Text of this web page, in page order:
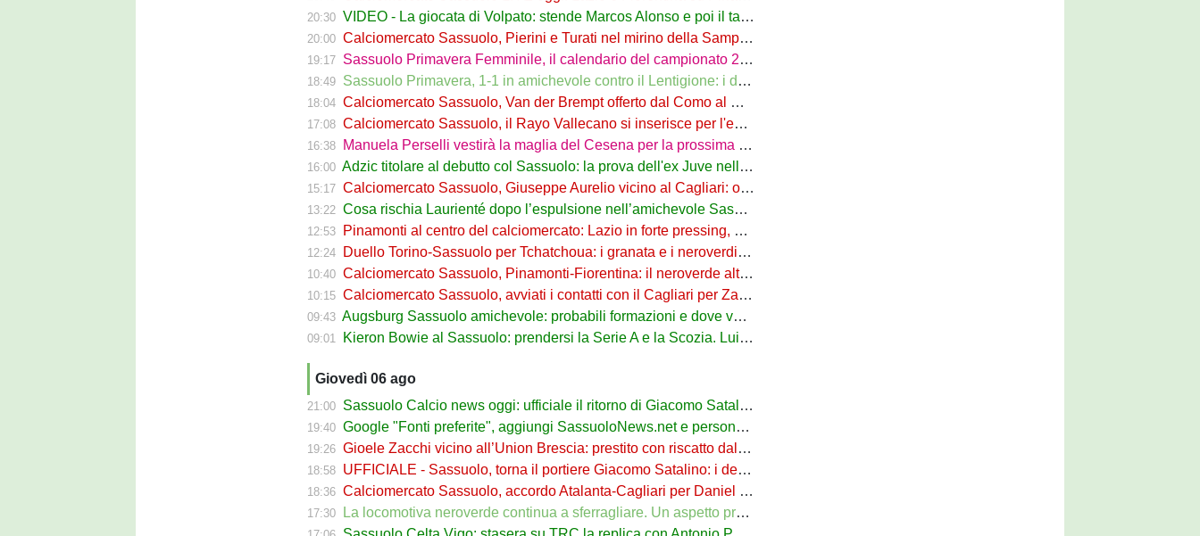
20:30 VIDEO - La giocata di Volpato: stende Marcos Alonso e poi il tacco per il gol di Bakola
20:00 Calciomercato Sassuolo, Pierini e Turati nel mirino della Sampdoria
19:17 Sassuolo Primavera Femminile, il calendario del campionato 26/27: si parte a Parma
18:49 Sassuolo Primavera, 1-1 in amichevole contro il Lentigione: i dettagli
18:04 Calciomercato Sassuolo, Van der Brempt offerto dal Como al Cagliari per avere Esposito
17:08 Calciomercato Sassuolo, il Rayo Vallecano si inserisce per l'ex Torino Obrador
16:38 Manuela Perselli vestirà la maglia del Cesena per la prossima stagione
16:00 Adzic titolare al debutto col Sassuolo: la prova dell'ex Juve nell'1-4 col Celta
15:17 Calciomercato Sassuolo, Giuseppe Aurelio vicino al Cagliari: operazione in dirittura d’arrivo
13:22 Cosa rischia Laurienté dopo l’espulsione nell’amichevole Sassuolo-Celta Vigo
12:53 Pinamonti al centro del calciomercato: Lazio in forte pressing, Fiorentina osserva
12:24 Duello Torino-Sassuolo per Tchatchoua: i granata e i neroverdi valutano per l'ex Verona
10:40 Calciomercato Sassuolo, Pinamonti-Fiorentina: il neroverde alternativa a Pellegrino del Parma
10:15 Calciomercato Sassuolo, avviati i contatti con il Cagliari per Zappa
09:43 Augsburg Sassuolo amichevole: probabili formazioni e dove vederla in tv e streaming
09:01 Kieron Bowie al Sassuolo: prendersi la Serie A e la Scozia. Lui o Pinamonti: chi sarà titolare
Giovedì 06 ago
21:00 Sassuolo Calcio news oggi: ufficiale il ritorno di Giacomo Satalino a un mese dall'addio
19:40 Google "Fonti preferite", aggiungi SassuoloNews.net e personalizza le tue notizie
19:26 Gioele Zacchi vicino all’Union Brescia: prestito con riscatto dal Sassuolo
18:58 UFFICIALE - Sassuolo, torna il portiere Giacomo Satalino: i dettagli
18:36 Calciomercato Sassuolo, accordo Atalanta-Cagliari per Daniel Maldini: i dettagli
17:30 La locomotiva neroverde continua a sferragliare. Un aspetto preoccupa Aquilani dopo il Celta